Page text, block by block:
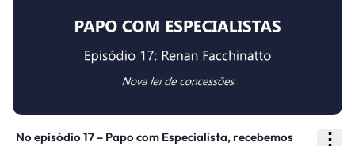
No episódio 17 – Papo com Especialista, recebemos
⋮